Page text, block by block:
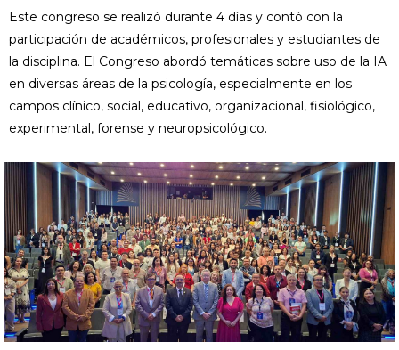
Este congreso se realizó durante 4 días y contó con la
participación de académicos, profesionales y estudiantes de
la disciplina. El Congreso abordó temáticas sobre uso de la IA
en diversas áreas de la psicología, especialmente en los
campos clínico, social, educativo, organizacional, fisiológico,
experimental, forense y neuropsicológico.